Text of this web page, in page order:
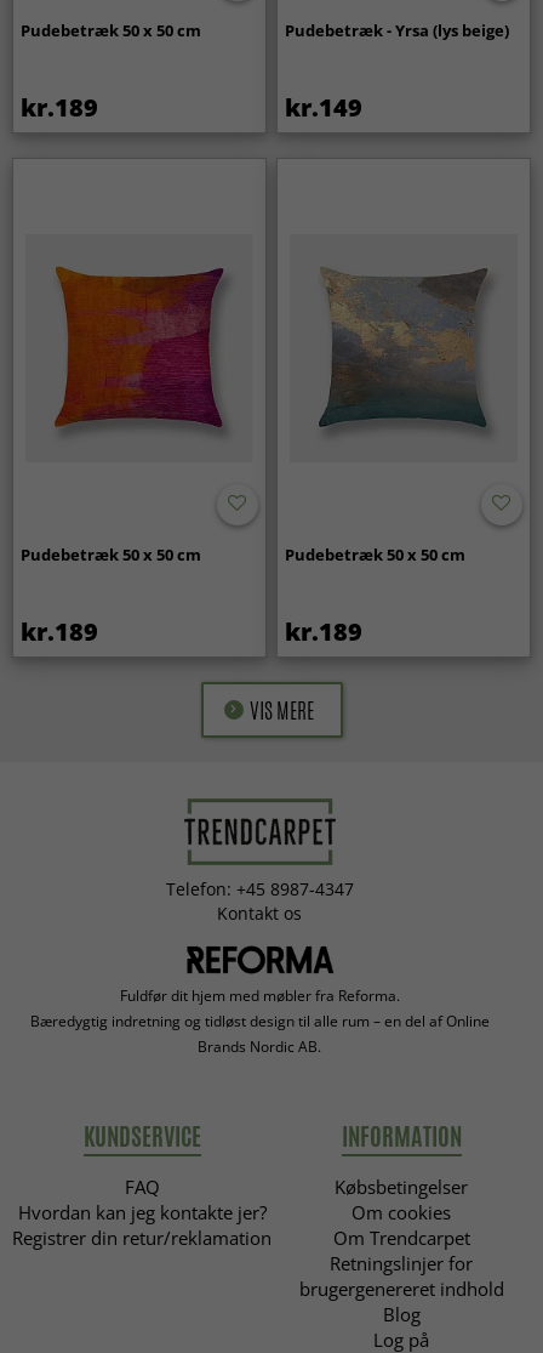
Pudebetræk 50 x 50 cm
kr.189
Pudebetræk - Yrsa (lys beige)
kr.149
Pudebetræk 50 x 50 cm
kr.189
Pudebetræk 50 x 50 cm
kr.189
VIS MERE
Telefon: +45 8987-4347
Kontakt os
Fuldfør dit hjem med møbler fra Reforma.
Bæredygtig indretning og tidløst design til alle rum – en del af Online
Brands Nordic AB.
KUNDSERVICE
FAQ
Hvordan kan jeg kontakte jer?
Registrer din retur/reklamation
INFORMATION
Købsbetingelser
Om cookies
Om Trendcarpet
Retningslinjer for
brugergenereret indhold
Blog
Log på